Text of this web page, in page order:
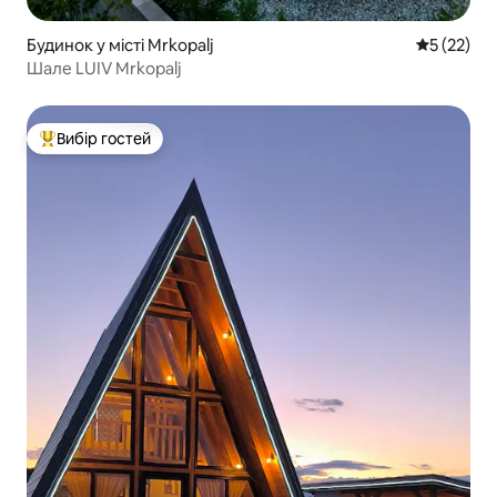
Будинок у місті Mrkopalj Середня
5 (22)
Шале LUIV Mrkopalj
Топ вибір гостей
Вибір гостей